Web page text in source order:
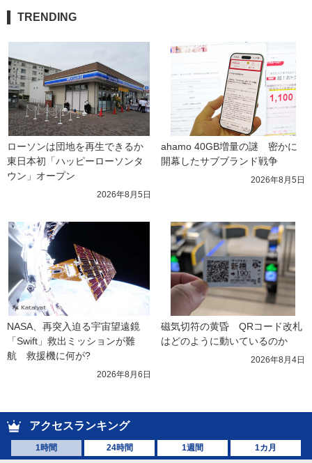
TRENDING
ローソンは団地を再生できるか
東日本初「ハッピーローソンタ
ウン」オープン
2026年8月5日
ahamo 40GB増量の謎　密かに
開幕したサブブランド戦争
2026年8月5日
NASA、再突入迫る宇宙望遠鏡
「Swift」救出ミッションが難
航　救援機に何が?
2026年8月6日
磁気切符の黄昏　QRコード改札
はどのように動いているのか
2026年8月4日
アクセスランキング
1時間 24時間 1週間 1カ月